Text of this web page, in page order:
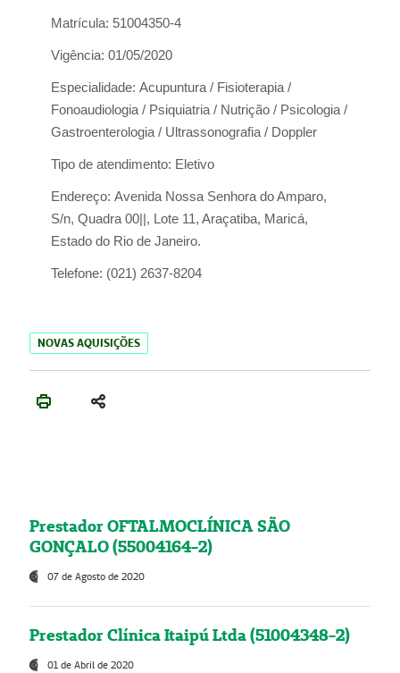
Matrícula: 51004350-4
Vigência: 01/05/2020
Especialidade: Acupuntura / Fisioterapia /
Fonoaudiologia / Psiquiatria / Nutrição / Psicologia /
Gastroenterologia / Ultrassonografia / Doppler
Tipo de atendimento: Eletivo
Endereço: Avenida Nossa Senhora do Amparo,
S/n, Quadra 00||, Lote 11, Araçatiba, Maricá,
Estado do Rio de Janeiro.
Telefone: (021) 2637-8204
NOVAS AQUISIÇÕES
Prestador OFTALMOCLÍNICA SÃO
GONÇALO (55004164-2)
07 de Agosto de 2020
Prestador Clínica Itaipú Ltda (51004348-2)
01 de Abril de 2020